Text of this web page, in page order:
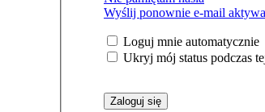
Wyślij ponownie e-mail
Loguj mnie automatycznie
Ukryj mój status podczas